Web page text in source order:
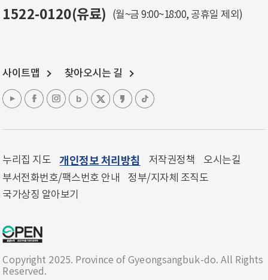
1522-0120(유료) (월~금 9:00~18:00, 공휴일 제외)
사이트맵 찾아오시는 길
누리집 지도 개인정보 처리방침 저작권정책
오시는길
부서전화번호/팩스번호 안내
정부/지자체 조직도
국가상징 알아보기
Copyright 2025. Province of Gyeongsangbuk-do. All Rights
Reserved.